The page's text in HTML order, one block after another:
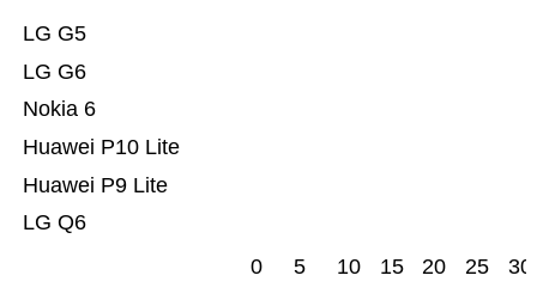
LG Q6
Huawei P9 Lite
Huawei P10 Lite
Nokia 6
LG G6
LG G5
0 5 10 15 20 25 30